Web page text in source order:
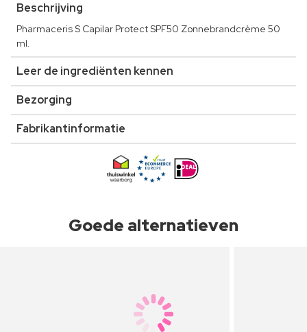
Beschrijving
Pharmaceris S Capilar Protect SPF50 Zonnebrandcrème 50
ml.
Leer de ingrediënten kennen
Bezorging
Fabrikantinformatie
Goede alternatieven